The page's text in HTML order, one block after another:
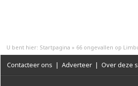
U bent hier: Startpagina » 66 ongevallen op
Contacteer ons | Adverteer | Over deze